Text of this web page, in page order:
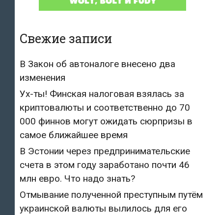
Свежие записи
В Закон об автоналоге внесено два
изменения
Ух-ты! Финская налоговая взялась за
криптовалюты и соответственно до 70
000 финнов могут ожидать сюрпризы в
самое ближайшее время
В Эстонии через предпринимательские
счета в этом году заработано почти 46
млн евро. Что надо знать?
Отмывание полученной преступным путём
украинской валюты вылилось для его